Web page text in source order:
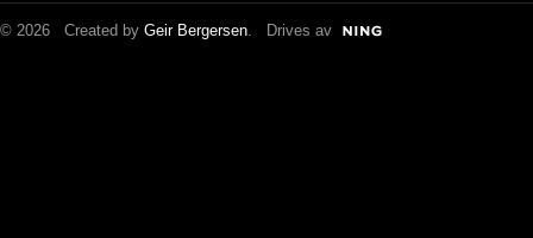
© 2026 Created by Geir Bergersen. Drives av